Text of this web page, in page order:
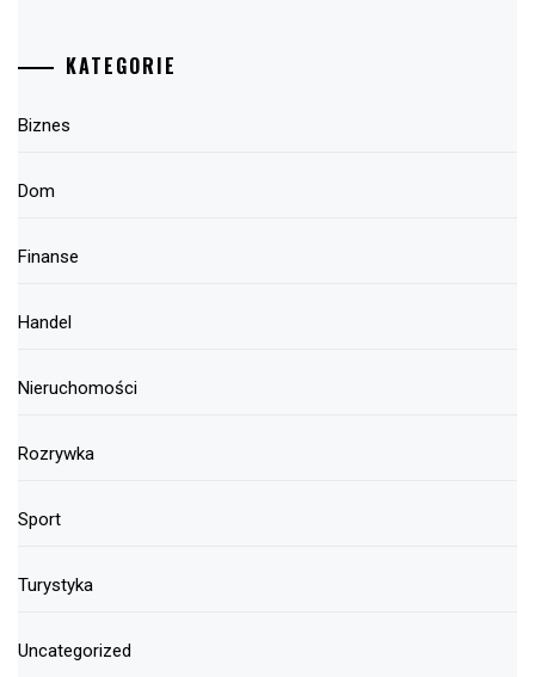
KATEGORIE
Biznes
Dom
Finanse
Handel
Nieruchomości
Rozrywka
Sport
Turystyka
Uncategorized